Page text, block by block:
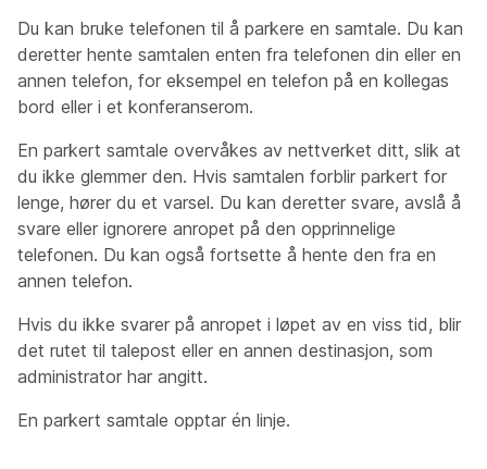
Du kan bruke telefonen til å parkere en samtale. Du kan
deretter hente samtalen enten fra telefonen din eller en
annen telefon, for eksempel en telefon på en kollegas
bord eller i et konferanserom.
En parkert samtale overvåkes av nettverket ditt, slik at
du ikke glemmer den. Hvis samtalen forblir parkert for
lenge, hører du et varsel. Du kan deretter svare, avslå å
svare eller ignorere anropet på den opprinnelige
telefonen. Du kan også fortsette å hente den fra en
annen telefon.
Hvis du ikke svarer på anropet i løpet av en viss tid, blir
det rutet til talepost eller en annen destinasjon, som
administrator har angitt.
En parkert samtale opptar én linje.